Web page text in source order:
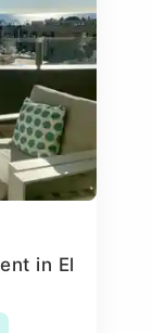
in El